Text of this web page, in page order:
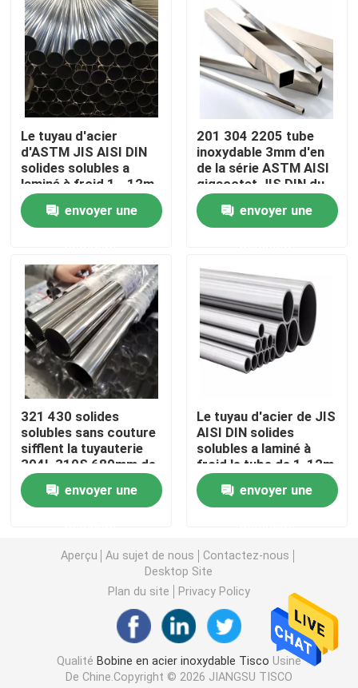
Visite d'usine
Contrôle de qualité
Contactez-nous
Demandez une citation
Bobine en acier inoxydable Tisco
plaque de métal d'acier inoxydable
Feuille de plat d'acier au carbone
Bobine en acier de GI
Tuyau d'acier de solides solubles
Barre ronde d'acier inoxydable
Fil de soudure d'acier inoxydable
La Manche d'acier inoxydable
Bobine d'acier au carbone
Le tuyau d'acier
d'ASTM JIS AISI DIN
solides solubles a
laminé à froid 1 - 12m
tube de 6 - de 680mm
envoyer une
201 304 2205 tube
inoxydable 3mm d'en
de la série ASTM AISI
gigaoctet JIS DIN du
tuyau d'acier 400 de
solides solubles
envoyer une
321 430 solides
solubles sans couture
sifflent la tuyauterie
304L 310S 680mm de
l'acier inoxydable 316
envoyer une
Le tuyau d'acier de JIS
AISI DIN solides
solubles a laminé à
froid le tube de 1-12m
recuisant 201
envoyer une
Aperçu Au sujet de nous
Contactez-nous
Desktop Site
Plan du site
Privacy Policy
Qualité Bobine en acier inoxydable Tisco Usine
De Chine.Copyright © 2026 JIANGSU TISCO